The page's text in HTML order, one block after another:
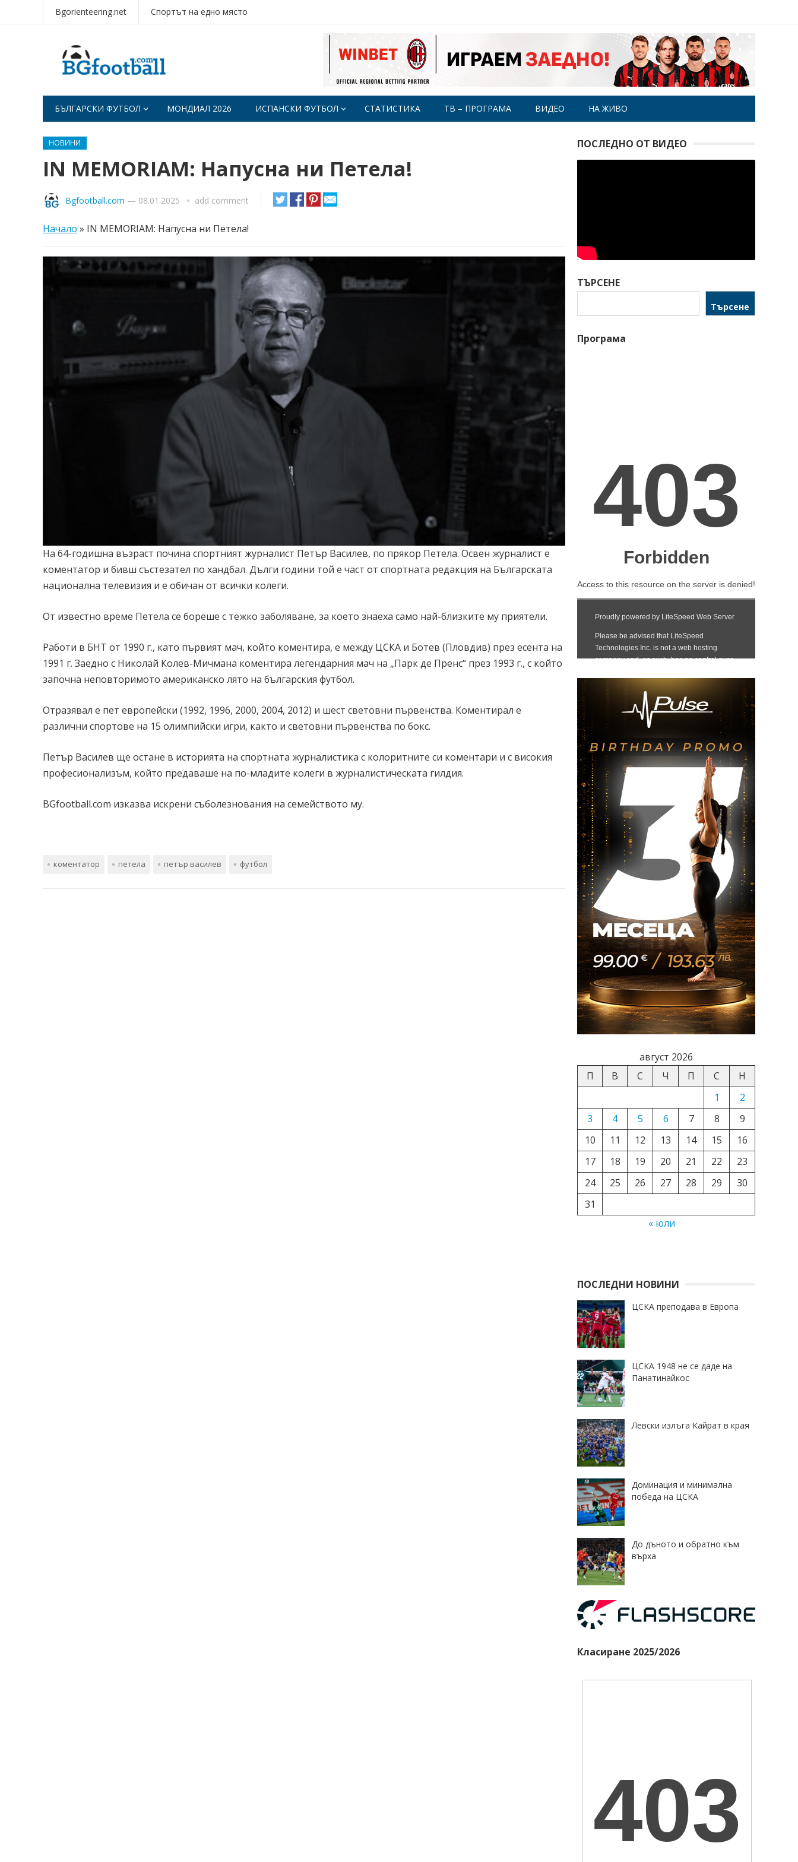
Bgorienteering.net Спортът на едно място
БЪЛГАРСКИ ФУТБОЛ МОНДИАЛ 2026 ИСПАНСКИ ФУТБОЛ СТАТИСТИКА ТВ – ПРОГРАМА ВИДЕО НА ЖИВО
НОВИНИ
IN MEMORIAM: Напусна ни Петела!
Bgfootball.com — 08.01.2025 add comment
Начало » IN MEMORIAM: Напусна ни Петела!
На 64-годишна възраст почина спортният журналист Петър Василев, по прякор Петела. Освен журналист е
коментатор и бивш състезател по хандбал. Дълги години той е част от спортната редакция на Българската
национална телевизия и е обичан от всички колеги.
От известно време Петела се бореше с тежко заболяване, за което знаеха само най-близките му приятели.
Работи в БНТ от 1990 г., като първият мач, който коментира, е между ЦСКА и Ботев (Пловдив) през есента на
1991 г. Заедно с Николай Колев-Мичмана коментира легендарния мач на „Парк де Пренс“ през 1993 г., с който
започна неповторимото американско лято на българския футбол.
Отразявал е пет европейски (1992, 1996, 2000, 2004, 2012) и шест световни първенства. Коментирал е
различни спортове на 15 олимпийски игри, както и световни първенства по бокс.
Петър Василев ще остане в историята на спортната журналистика с колоритните си коментари и с високия
професионализъм, който предаваше на по-младите колеги в журналистическата гилдия.
BGfootball.com изказва искрени съболезнования на семейството му.
коментатор петела петър василев футбол
ПОСЛЕДНО ОТ ВИДЕО
ТЪРСЕНЕ
Търсене
Програма
август 2026
П
В С Ч П С
Н
1
2
3
4 5 6 7 8
9
10
11 12 13 14 15
16
17
18 19 20 21 22
23
24
25 26 27 28 29
30
31
« юли
ПОСЛЕДНИ НОВИНИ
ЦСКА преподава в Европа
ЦСКА 1948 не се даде на
Панатинайкос
Левски излъга Кайрат в края
Доминация и минимална
победа на ЦСКА
До дъното и обратно към
върха
Класиране 2025/2026